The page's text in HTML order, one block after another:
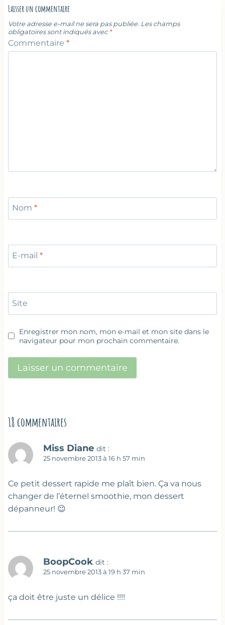
Laisser un commentaire
Votre adresse e-mail ne sera pas publiée. Les champs
obligatoires sont indiqués avec *
Commentaire *
Nom *
E-mail *
Site
Enregistrer mon nom, mon e-mail et mon site dans le
navigateur pour mon prochain commentaire.
18 commentaires
Miss Diane dit :
25 novembre 2013 à 16 h 57 min
Ce petit dessert rapide me plaît bien. Ça va nous
changer de l’éternel smoothie, mon dessert
dépanneur! 😉
BoopCook dit :
25 novembre 2013 à 19 h 37 min
ça doit être juste un délice !!!!